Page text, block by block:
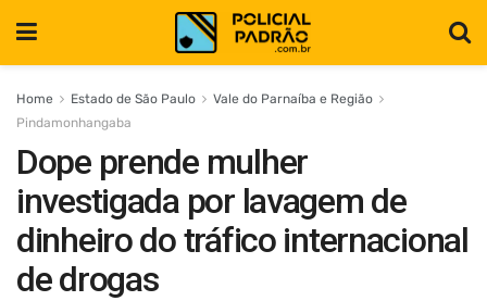
Home Estado de São Paulo
Vale do Parnaíba e Região
Pindamonhangaba
Dope prende mulher
investigada por lavagem de
dinheiro do tráfico internacional
de drogas